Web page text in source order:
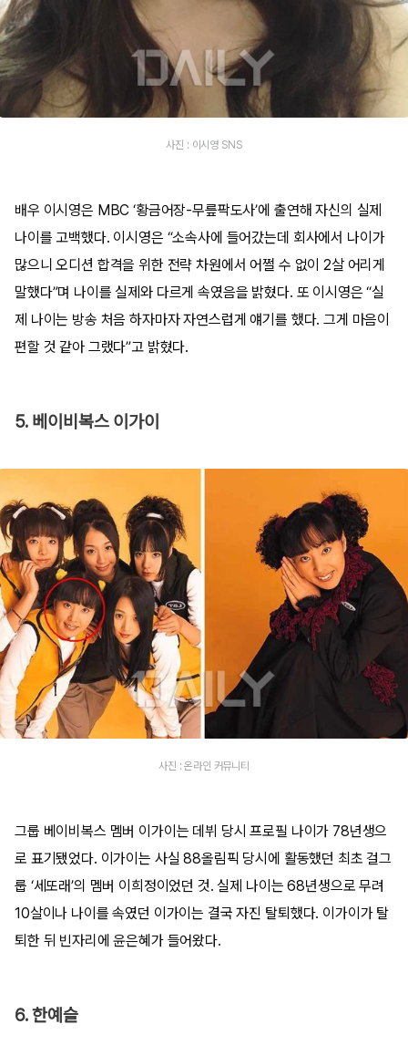
사진 : 이시영 SNS
배우 이시영은 MBC ‘황금어장-무릎팍도사’에 출연해 자신의 실제
나이를 고백했다. 이시영은 “소속사에 들어갔는데 회사에서 나이가
많으니 오디션 합격을 위한 전략 차원에서 어쩔 수 없이 2살 어리게
말했다”며 나이를 실제와 다르게 속였음을 밝혔다. 또 이시영은 “실
제 나이는 방송 처음 하자마자 자연스럽게 얘기를 했다. 그게 마음이
편할 것 같아 그랬다”고 밝혔다.
5. 베이비복스 이가이
사진 : 온라인 커뮤니티
그룹 베이비복스 멤버 이가이는 데뷔 당시 프로필 나이가 78년생으
로 표기됐었다. 이가이는 사실 88올림픽 당시에 활동했던 최초 걸그
룹 ‘세또래’의 멤버 이희정이었던 것. 실제 나이는 68년생으로 무려
10살이나 나이를 속였던 이가이는 결국 자진 탈퇴했다. 이가이가 탈
퇴한 뒤 빈자리에 윤은혜가 들어왔다.
6. 한예슬